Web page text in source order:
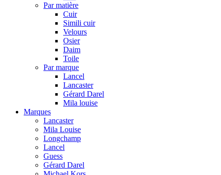
Par matière
Cuir
Simili cuir
Velours
Osier
Daim
Toile
Par marque
Lancel
Lancaster
Gérard Darel
Mila louise
Marques
Lancaster
Mila Louise
Longchamp
Lancel
Guess
Gérard Darel